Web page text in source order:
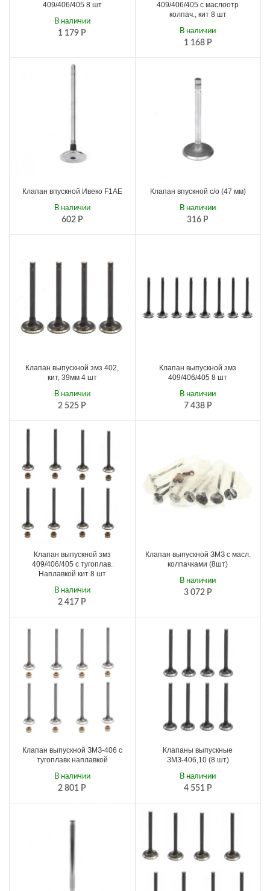
409/406/405 8 шт
1 179 Р
В наличии
409/406/405 с маслоотр
колпач., кит 8 шт
1 168 Р
В наличии
Клапан впускной Ивеко F1AE
602 Р
В наличии
Клапан впускной с/о (47 мм)
316 Р
В наличии
Клапан выпускной змз 402,
кит, 39мм 4 шт
2 525 Р
В наличии
Клапан выпускной змз
409/406/405 8 шт
7 438 Р
В наличии
Клапан выпускной змз
409/406/405 с тугоплав.
Наплавкой кит 8 шт
2 417 Р
В наличии
Клапан выпускной ЗМЗ с масл.
колпачками (8шт)
3 072 Р
В наличии
Клапан выпускной ЗМЗ-406 с
тугоплавк наплавкой
2 801 Р
В наличии
Клапаны выпускные
ЗМЗ-406,10 (8 шт)
4 551 Р
В наличии